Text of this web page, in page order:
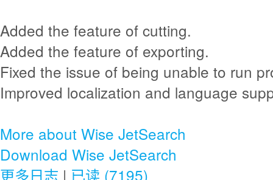
Added the feature of cutting.
Added the feature of exporting.
Fixed the issue of being unable to run
Improved localization and language
More about Wise JetSearch
Download Wise JetSearch
更多日志 | 已读 (7195)